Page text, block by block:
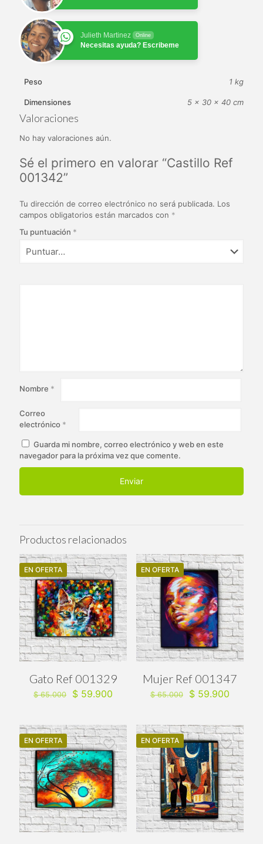
Julieth Martinez Online
Necesitas ayuda? Escribeme
Peso 1 kg
Dimensiones 5 × 30 × 40 cm
Valoraciones
No hay valoraciones aún.
Sé el primero en valorar “Castillo Ref
001342”
Tu dirección de correo electrónico no será publicada. Los
campos obligatorios están marcados con *
Tu puntuación *
Nombre *
Correo
electrónico *
Guarda mi nombre, correo electrónico y web en este
navegador para la próxima vez que comente.
Productos relacionados
EN OFERTA
Gato Ref 001329
$65.000
El
era:
$ 65.000.
$ 59.900
es:
$ 59.900.
EN OFERTA
Mujer Ref 001347
$65.000
El
era:
$ 65.000.
$59.900El
es:
$
EN OFERTA EN OFERTA